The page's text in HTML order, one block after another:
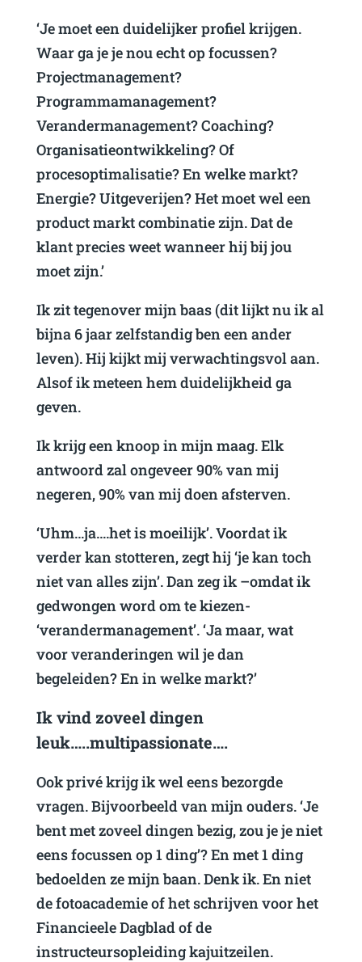
‘Je moet een duidelijker profiel krijgen.
Waar ga je je nou echt op focussen?
Projectmanagement?
Programmamanagement?
Verandermanagement? Coaching?
Organisatieontwikkeling? Of
procesoptimalisatie? En welke markt?
Energie? Uitgeverijen? Het moet wel een
product markt combinatie zijn. Dat de
klant precies weet wanneer hij bij jou
moet zijn.’
Ik zit tegenover mijn baas (dit lijkt nu ik al
bijna 6 jaar zelfstandig ben een ander
leven). Hij kijkt mij verwachtingsvol aan.
Alsof ik meteen hem duidelijkheid ga
geven.
Ik krijg een knoop in mijn maag. Elk
antwoord zal ongeveer 90% van mij
negeren, 90% van mij doen afsterven.
‘Uhm…ja….het is moeilijk’. Voordat ik
verder kan stotteren, zegt hij ‘je kan toch
niet van alles zijn’. Dan zeg ik –omdat ik
gedwongen word om te kiezen-
‘verandermanagement’. ‘Ja maar, wat
voor veranderingen wil je dan
begeleiden? En in welke markt?’
Ik vind zoveel dingen
leuk…..multipassionate….
Ook privé krijg ik wel eens bezorgde
vragen. Bijvoorbeeld van mijn ouders. ‘Je
bent met zoveel dingen bezig, zou je je niet
eens focussen op 1 ding’? En met 1 ding
bedoelden ze mijn baan. Denk ik. En niet
de fotoacademie of het schrijven voor het
Financieele Dagblad of de
instructeursopleiding kajuitzeilen.